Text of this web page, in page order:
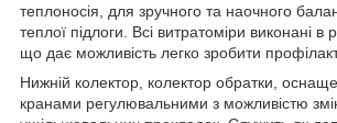
теплоносія, для зручного та наочного
теплої підлоги. Всі витратоміри виконані в
що дає можливість легко зробити
Нижній колектор, колектор обратки,
кранами регулювальними з можливістю